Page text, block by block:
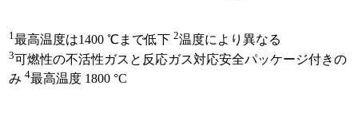
1最高温度は1400 ℃まで低下 2温度により異なる
3可燃性の不活性ガスと反応ガス対応安全パッケージ付きの
み 4最高温度 1800 °C